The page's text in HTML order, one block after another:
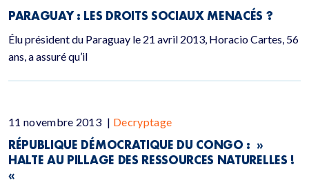
PARAGUAY : LES DROITS SOCIAUX MENACÉS ?
Élu président du Paraguay le 21 avril 2013, Horacio Cartes, 56
ans, a assuré qu’il
11 novembre 2013 | Decryptage
RÉPUBLIQUE DÉMOCRATIQUE DU CONGO : »
HALTE AU PILLAGE DES RESSOURCES NATURELLES !
«